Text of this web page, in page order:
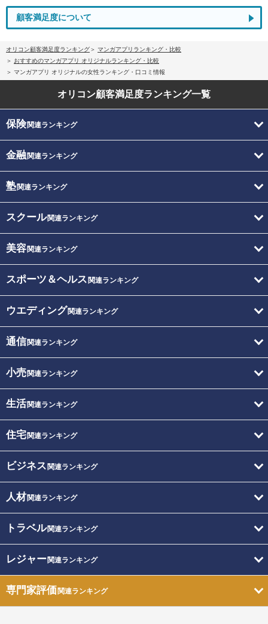
顧客満足度について
オリコン顧客満足度ランキング
マンガアプリランキング・比較
おすすめのマンガアプリ オリジナルランキング・比較
マンガアプリ オリジナルの女性ランキング・口コミ情報
オリコン顧客満足度ランキング一覧
保険関連ランキング
金融関連ランキング
塾関連ランキング
スクール関連ランキング
美容関連ランキング
スポーツ＆ヘルス 関連ランキング
ウエディング関連ランキング
通信関連ランキング
小売関連ランキング
生活関連ランキング
住宅関連ランキング
ビジネス 関連ランキング
人材関連ランキング
トラベル関連ランキング
レジャー関連ランキング
専門家評価関連ランキング